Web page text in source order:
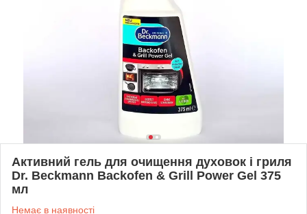
Активний гель для очищення духовок і гриля
Dr. Beckmann Backofen & Grill Power Gel 375
мл
Немає в наявності